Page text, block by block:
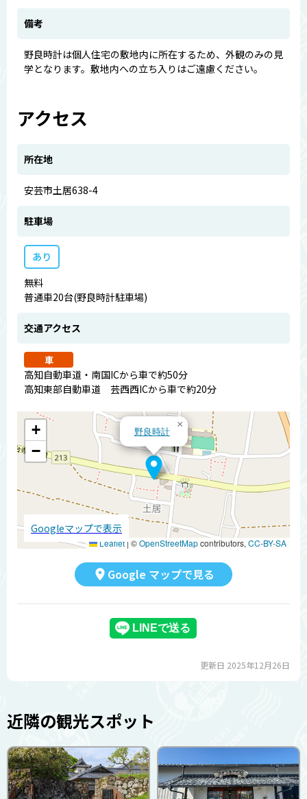
備考
野良時計は個人住宅の敷地内に所在するため、外観のみの見
学となります。敷地内への立ち入りはご遠慮ください。
アクセス
所在地
安芸市土居638-4
駐車場
あり
無料
普通車20台(野良時計駐車場)
交通アクセス
車
高知自動車道・南国ICから車で約50分
高知東部自動車道 芸西西ICから車で約20分
野良時計
×
+
−
Leaflet | ©OpenStreetMapcontributors, CC-BY-SA
Googleマップで表示
Google マップで見る
更新日 2025年12月26日
近隣の観光スポット